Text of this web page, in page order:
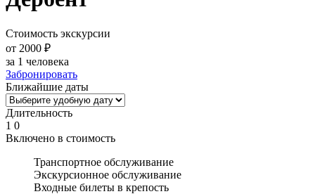
Стоимость экскурсии
от 2000 ₽
за 1 человека
Забронировать
Ближайшие даты
Длительность
1 0
Включено в стоимость
Транспортное обслуживание
Экскурсионное обслуживание
Входные билеты в крепость